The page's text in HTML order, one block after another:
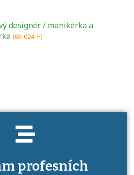
designér / manikérka a
(69-024-H)
profesních
profesních kvalifikací.